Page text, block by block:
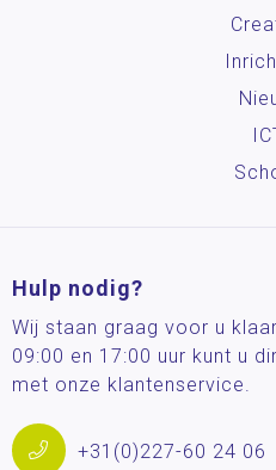
Hulp nodig?
Wij staan graag voor u
09:00 en 17:00 uur kunt u
met onze klantenservice.
+31(0)227-60 24 06